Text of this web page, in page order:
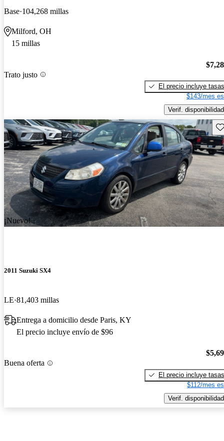
Base 104,268 millas
Milford, OH
15 millas
Trato justo
El precio incluye tasas
$143/mes
Verif. disponibilidad
¡Nuevo!
2011 Suzuki SX4
LE 81,403 millas
Entrega a domicilio desde Paris, KY
El precio incluye envío de $96
Buena oferta
El precio incluye tasas
$112/mes
Verif. disponibilidad